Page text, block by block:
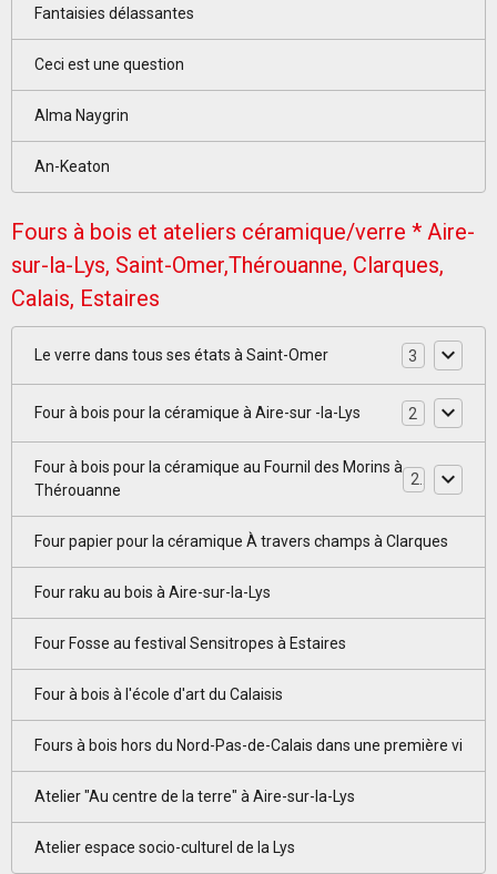
Fantaisies délassantes
Ceci est une question
Alma Naygrin
An-Keaton
Fours à bois et ateliers céramique/verre * Aire-
sur-la-Lys, Saint-Omer,Thérouanne, Clarques,
Calais, Estaires
Le verre dans tous ses états à Saint-Omer 3
Four à bois pour la céramique à Aire-sur -la-Lys 2
Four à bois pour la céramique au Fournil des Morins à
Thérouanne
2
Four papier pour la céramique À travers champs à Clarques
Four raku au bois à Aire-sur-la-Lys
Four Fosse au festival Sensitropes à Estaires
Four à bois à l'école d'art du Calaisis
Fours à bois hors du Nord-Pas-de-Calais dans une première vi
Atelier "Au centre de la terre" à Aire-sur-la-Lys
Atelier espace socio-culturel de la Lys